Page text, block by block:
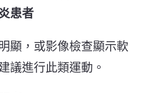
患者
顯，或影像檢查顯示軟
議進行此類運動。